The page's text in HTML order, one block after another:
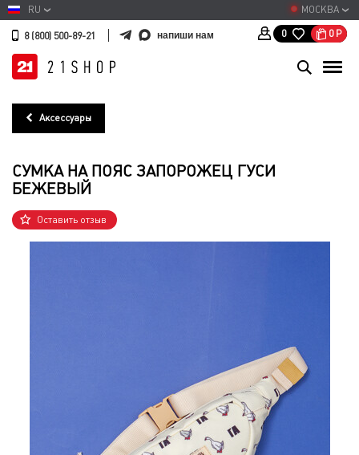
МОСКВА
RU
8 (800) 500-89-21 напиши нам 0 0 Р
Аксессуары
СУМКА НА ПОЯС ЗАПОРОЖЕЦ ГУСИ
БЕЖЕВЫЙ
Оставить отзыв